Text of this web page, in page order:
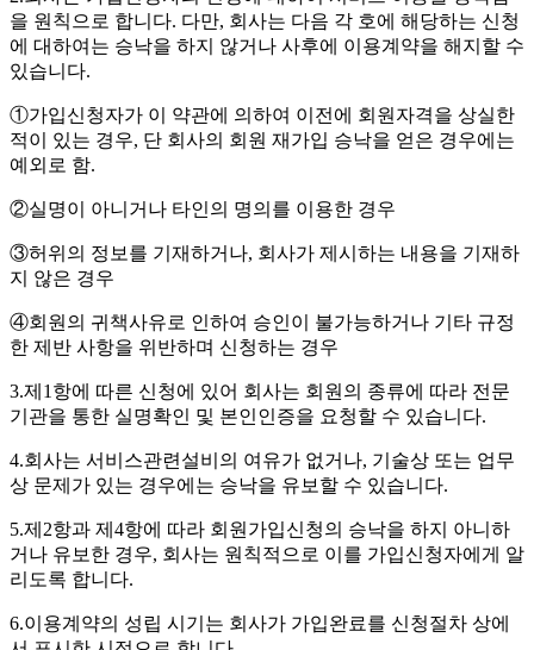
을 원칙으로 합니다. 다만, 회사는 다음 각 호에 해당하는 신청
에 대하여는 승낙을 하지 않거나 사후에 이용계약을 해지할 수
있습니다.
①가입신청자가 이 약관에 의하여 이전에 회원자격을 상실한
적이 있는 경우, 단 회사의 회원 재가입 승낙을 얻은 경우에는
예외로 함.
②실명이 아니거나 타인의 명의를 이용한 경우
③허위의 정보를 기재하거나, 회사가 제시하는 내용을 기재하
지 않은 경우
④회원의 귀책사유로 인하여 승인이 불가능하거나 기타 규정
한 제반 사항을 위반하며 신청하는 경우
3.제1항에 따른 신청에 있어 회사는 회원의 종류에 따라 전문
기관을 통한 실명확인 및 본인인증을 요청할 수 있습니다.
4.회사는 서비스관련설비의 여유가 없거나, 기술상 또는 업무
상 문제가 있는 경우에는 승낙을 유보할 수 있습니다.
5.제2항과 제4항에 따라 회원가입신청의 승낙을 하지 아니하
거나 유보한 경우, 회사는 원칙적으로 이를 가입신청자에게 알
리도록 합니다.
6.이용계약의 성립 시기는 회사가 가입완료를 신청절차 상에